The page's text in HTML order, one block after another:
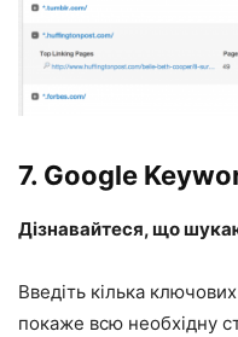
7. Google
Дізнавайтеся, що
Введіть кілька
покаже всю необхідну